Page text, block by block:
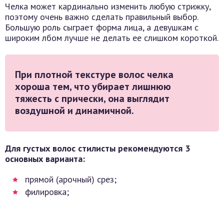
Челка может кардинально изменить любую стрижку,
поэтому очень важно сделать правильный выбор.
Большую роль сыграет форма лица, а девушкам с
широким лбом лучше не делать ее слишком короткой.
При плотной текстуре волос челка
хороша тем, что убирает лишнюю
тяжесть с прически, она выглядит
воздушной и динамичной.
Для густых волос стилисты рекомендуются 3
основных варианта:
прямой (арочный) срез;
филировка;